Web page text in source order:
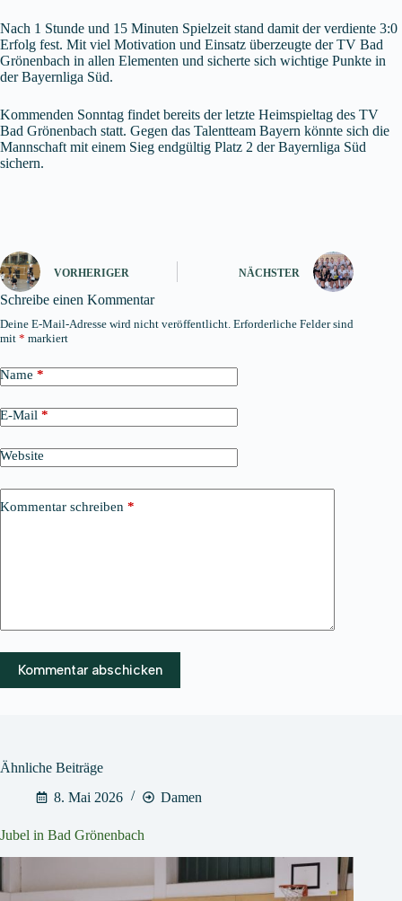
Nach 1 Stunde und 15 Minuten Spielzeit stand damit der verdiente 3:0
Erfolg fest. Mit viel Motivation und Einsatz überzeugte der TV Bad
Grönenbach in allen Elementen und sicherte sich wichtige Punkte in
der Bayernliga Süd.
Kommenden Sonntag findet bereits der letzte Heimspieltag des TV
Bad Grönenbach statt. Gegen das Talentteam Bayern könnte sich die
Mannschaft mit einem Sieg endgültig Platz 2 der Bayernliga Süd
sichern.
VORHERIGER NÄCHSTER
Schreibe einen Kommentar
Deine E-Mail-Adresse wird nicht veröffentlicht. Erforderliche Felder sind
mit * markiert
Name *
E-Mail *
Website
Kommentar schreiben *
Kommentar abschicken
Ähnliche Beiträge
8. Mai 2026
Damen
Jubel in Bad Grönenbach